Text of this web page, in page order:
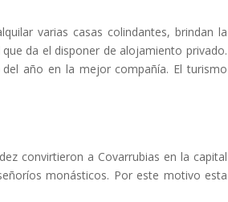
varias casas colindantes, brindan la
da el disponer de alojamiento privado.
año en la mejor compañía. El turismo
convirtieron a Covarrubias en la capital
monásticos. Por este motivo esta